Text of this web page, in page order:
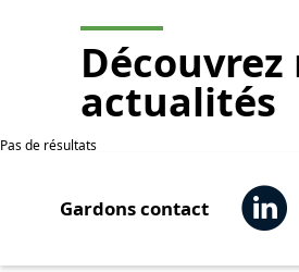
Découvrez
actualités
Pas de résultats
Gardons contact